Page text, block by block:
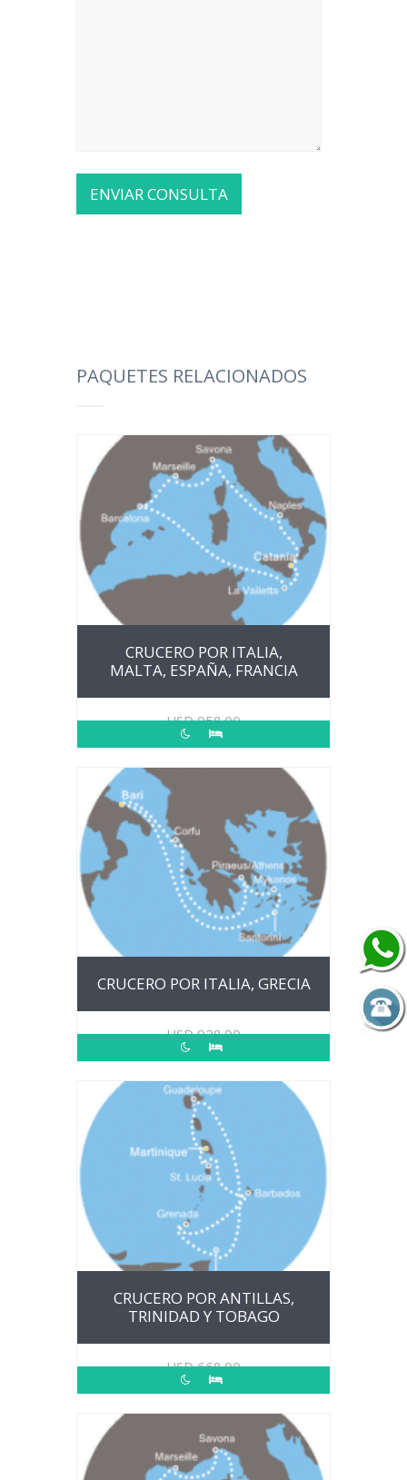
PAQUETES RELACIONADOS
CRUCERO POR ITALIA,
MALTA, ESPAÑA, FRANCIA
USD958.00
CRUCERO POR ITALIA, GRECIA
USD928.00
CRUCERO POR ANTILLAS,
TRINIDAD Y TOBAGO
USD668.00